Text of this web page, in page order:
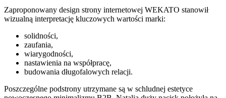
Zaproponowany design strony internetowej WEKATO stanowił
wizualną interpretację kluczowych wartości marki:
solidności,
zaufania,
wiarygodności,
nastawienia na współpracę,
budowania długofalowych relacji.
Poszczególne podstrony utrzymane są w schludnej estetyce